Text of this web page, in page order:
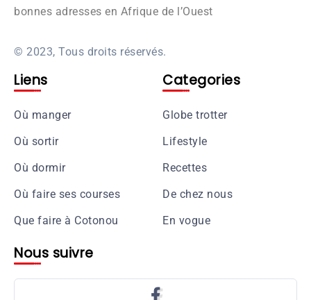
bonnes adresses en Afrique de l’Ouest
© 2023, Tous droits réservés.
Liens
Où manger
Où sortir
Où dormir
Où faire ses courses
Que faire à Cotonou
Categories
Globe trotter
Lifestyle
Recettes
De chez nous
En vogue
Nous suivre